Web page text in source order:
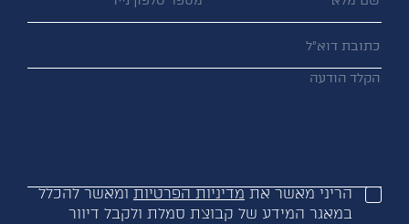
הריני מאשר את מדיניות הפרטיות ומאשר להכלל
במאגר המידע של קבוצת סמלת ולקבל דיוור